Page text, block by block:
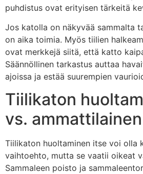
puhdistus ovat erityisen tärkeitä
Jos katolla on näkyvää sammalta
on aika toimia. Myös tiilien
ovat merkkejä siitä, että katto
Säännöllinen tarkastus auttaa
ajoissa ja estää suurempien
Tiilikaton
vs. ammattilainen
Tiilikaton huoltaminen itse voi olla
vaihtoehto, mutta se vaatii oikeat
Sammaleen poisto ja